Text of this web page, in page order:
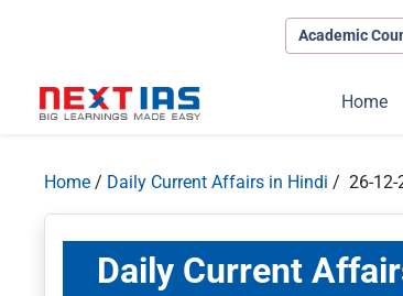
Academic
Home
Home / Daily Current Affairs in Hindi / 26-12-
Daily Current